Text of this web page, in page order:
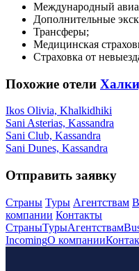
Международный
Дополнительные
Трансферы;
Медицинская
Страховка от
Похожие отели
Ikos Olivia, Khalkidhiki
Sani Asterias, Kassandra
Sani Club, Kassandra
Sani Dunes, Kassandra
Отправить заявку
Страны Туры Агентствам
компании Контакты
СтраныТурыАгентствам
IncomingО компании